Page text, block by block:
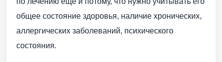
общее состояние здоровья, наличие хронических,
аллергических заболеваний, психического
состояния.